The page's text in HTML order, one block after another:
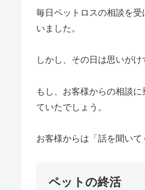
毎日ペットロスの相談を
いました。
しかし、その日は思いが
もし、お客様からの相談
ていたでしょう。
お客様からは「話を聞い
ペットの終活